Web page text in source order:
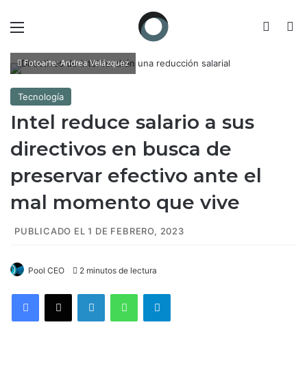
Fotoarte: Andrea Velázquez
Tecnología
Intel reduce salario a sus
directivos en busca de
preservar efectivo ante el
mal momento que vive
PUBLICADO EL 1 DE FEBRERO, 2023
Pool CEO 2 minutos de lectura